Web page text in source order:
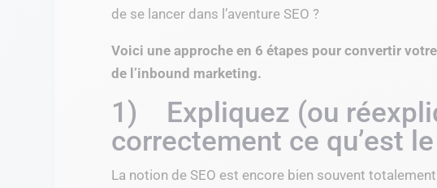
de se lancer dans l’aventure SEO ?
Voici une approche en 6 étapes pour convertir
de l’inbound marketing.
1) Expliquez (ou
correctement ce qu’est le
La notion de SEO est encore bien souvent